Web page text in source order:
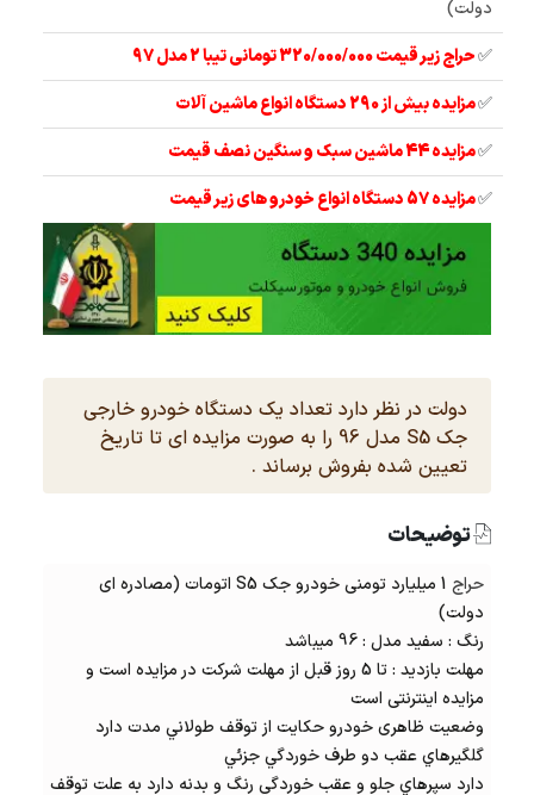
دولت)
✅حراج زیر قیمت 320/000/000 تومانی تیبا 2 مدل 97
✅مزایده بیش از 290 دستگاه انواع ماشین آلات
✅مزایده 44 ماشین سبک و سنگین نصف قیمت
✅مزایده 57 دستگاه انواع خودرو های زیر قیمت
دولت در نظر دارد تعداد یک دستگاه خودرو خارجی
جک S5 مدل 96 را به صورت مزایده ای تا تاریخ
تعیین شده بفروش برساند .
توضیحات
حراج
1 میلیارد تومنی خودرو جک S5 اتومات (مصادره ای
دولت)
رنگ : سفید مدل : 96 میباشد
مهلت بازدید : تا 5 روز قبل از مهلت شرکت در مزایده است و
مزایده اینترنتی است
وضعیت ظاهری خودرو حکایت از توقف طولاني مدت دارد
گلگیرهاي عقب دو طرف خوردگي جزئي
دارد سپرهاي جلو و عقب خوردگي رنگ و بدنه دارد به علت توقف